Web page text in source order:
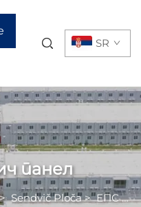
SR
панел
Sendvič Ploča>ЕПС сендвич панел